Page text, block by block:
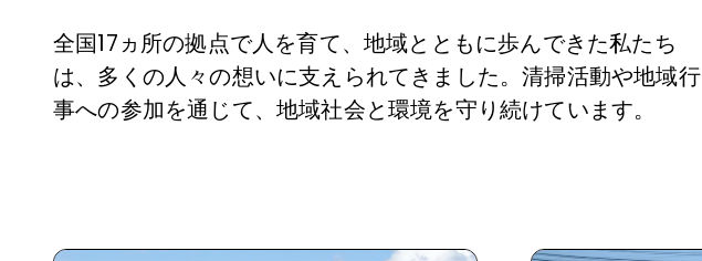
全国17ヵ所の拠点で人を育て、地域とともに歩んできた私たち
は、多くの人々の想いに支えられてきました。清掃活動や地域行
事への参加を通じて、地域社会と環境を守り続けています。